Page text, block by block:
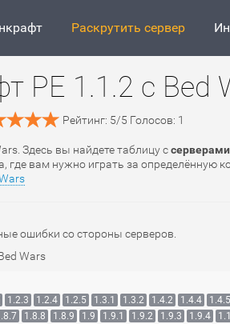
Раскрутить сервер
PE 1.1.2 с Bed
Рейтинг: 5/5 Голосов: 1
Здесь вы найдете таблицу с
где вам нужно играть за
ошибки со стороны серверов.
Wars
1.2.3 1.2.4 1.2.5 1.3.1 1.3.2 1.4.2 1.4.4 1.4.5
1.8.8 1.8.9 1.9 1.9.1 1.9.2 1.9.3 1.9.4